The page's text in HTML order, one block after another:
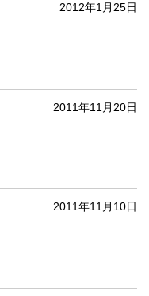
2012年1月25日
2011年11月20日
2011年11月10日